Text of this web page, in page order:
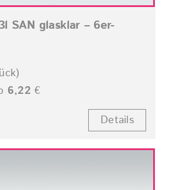
SAN glasklar – 6er-
6,22 €
Details